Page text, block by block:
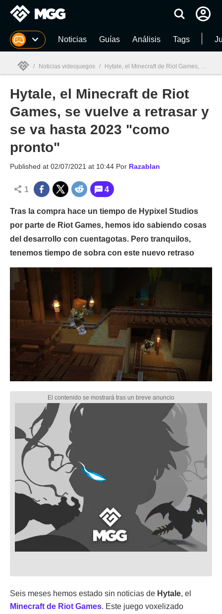
MGG Noticias Guías Análisis Tags
MGG
/ Noticias videojuegos / Hytale, el Minecraft de Riot Games, se vuelve a retrasar y se va hasta 2023 "como pronto"
Hytale, el Minecraft de Riot
Games, se vuelve a retrasar y
se va hasta 2023 "como
pronto"
Published at 02/07/2021 at 10:44 Por Razablan
1 4
Tras la compra hace un tiempo de Hypixel Studios
por parte de Riot Games, hemos ido sabiendo cosas
del desarrollo con cuentagotas. Pero tranquilos,
tenemos tiempo de sobra con este nuevo retraso
Seis meses hemos estado sin noticias de Hytale, el
Minecraft de Riot Games. Este juego voxelizado